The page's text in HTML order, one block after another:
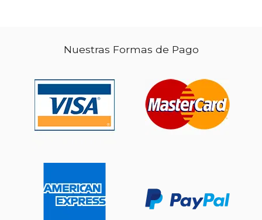
15%
dcto. $ 22.02
50%
dcto.
Nuestras Formas de Pago